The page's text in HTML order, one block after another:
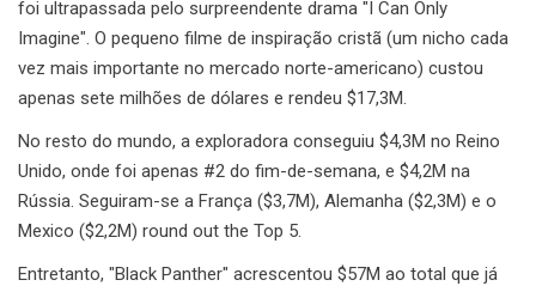
foi ultrapassada pelo surpreendente drama "I Can Only
Imagine". O pequeno filme de inspiração cristã (um nicho cada
vez mais importante no mercado norte-americano) custou
apenas sete milhões de dólares e rendeu $17,3M.
No resto do mundo, a exploradora conseguiu $4,3M no Reino
Unido, onde foi apenas #2 do fim-de-semana, e $4,2M na
Rússia. Seguiram-se a França ($3,7M), Alemanha ($2,3M) e o
Mexico ($2,2M) round out the Top 5.
Entretanto, "Black Panther" acrescentou $57M ao total que já